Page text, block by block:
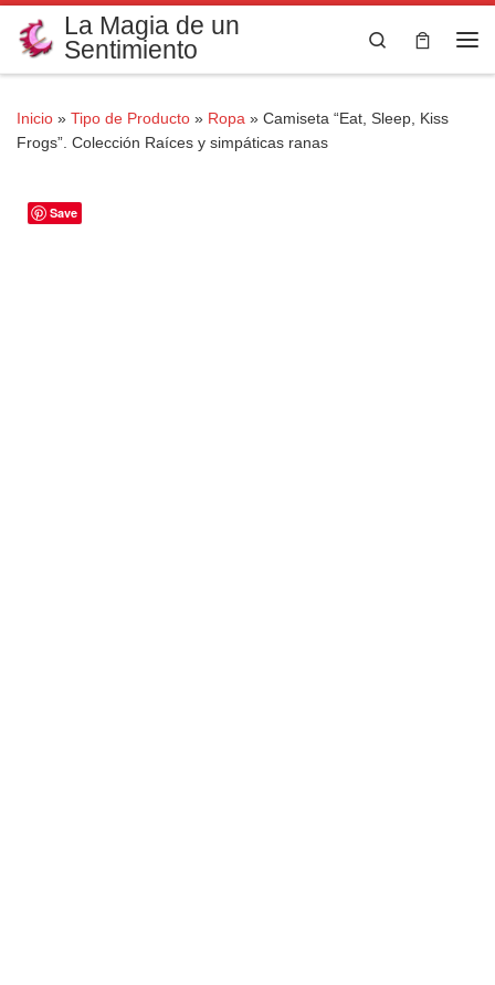
Saltar al contenido
La Magia de un
Sentimiento
Search
Inicio » Tipo de Producto » Ropa » Camiseta “Eat, Sleep, Kiss
Frogs”. Colección Raíces y simpáticas ranas
Save